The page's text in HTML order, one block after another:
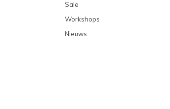
Sale
Workshops
Nieuws